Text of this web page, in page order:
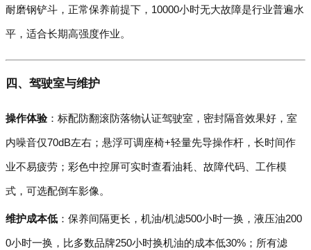
耐磨钢铲斗，正常保养前提下，10000小时无大故障是行业普遍水
平，适合长期高强度作业。
四、驾驶室与维护
操作体验：标配防翻滚防落物认证驾驶室，密封隔音效果好，室
内噪音仅70dB左右；悬浮可调座椅+轻量先导操作杆，长时间作
业不易疲劳；彩色中控屏可实时查看油耗、故障代码、工作模
式，可选配倒车影像。
维护成本低 ：保养间隔更长，机油/机滤500小时一换，液压油200
0小时一换，比多数品牌250小时换机油的成本低30%；所有滤